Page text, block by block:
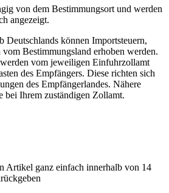
von dem Bestimmungsort und werden
angezeigt.
Deutschlands können Importsteuern,
Bestimmungsland erhoben werden.
vom jeweiligen Einfuhrzollamt
des Empfängers. Diese richten sich
des Empfängerlandes. Nähere
bei Ihrem zuständigen Zollamt.
Artikel ganz einfach innerhalb von 14